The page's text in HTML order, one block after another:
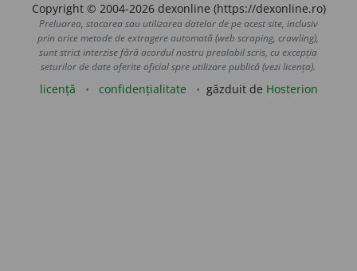
Copyright © 2004-2026 dexonline (https://dexonline.ro)
Preluarea, stocarea sau utilizarea datelor de pe acest site, inclusiv
prin orice metode de extragere automată (web scraping, crawling),
sunt strict interzise fără acordul nostru prealabil scris, cu excepția
seturilor de date oferite oficial spre utilizare publică (vezi licența).
licență confidențialitate găzduit de Hosterion